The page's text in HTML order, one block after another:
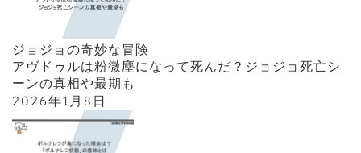
ジョジョの奇妙な冒険
アヴドゥルは粉微塵になって死んだ？ジョジョ死亡シ
ーンの真相や最期も
2026年1月8日